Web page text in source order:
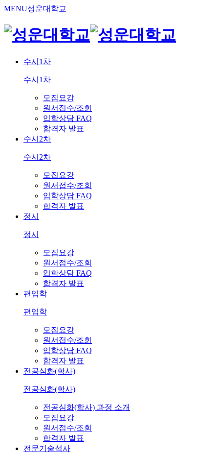
MENU성운대학교
수시1차
수시1차
모집요강
원서접수/조회
입학상담 FAQ
합격자 발표
수시2차
수시2차
모집요강
원서접수/조회
입학상담 FAQ
합격자 발표
정시
정시
모집요강
원서접수/조회
입학상담 FAQ
합격자 발표
편입학
편입학
모집요강
원서접수/조회
입학상담 FAQ
합격자 발표
전공심화(학사)
전공심화(학사)
전공심화(학사) 과정 소개
모집요강
원서접수/조회
합격자 발표
전문기술석사